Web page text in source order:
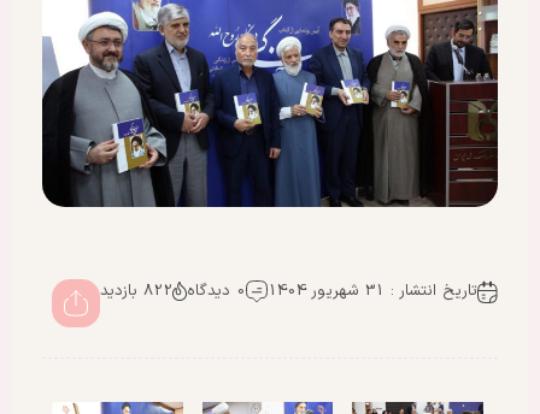
تاریخ انتشار : 31 شهریور 1404 0 دیدگاه 822 بازدید